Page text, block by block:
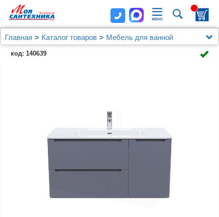
Главная Каталог товаров
Мебель для ванной
Мебель 100 - 120 см.
Тумба с умывальником, подвесная, 100 см, темно-
код: 140639